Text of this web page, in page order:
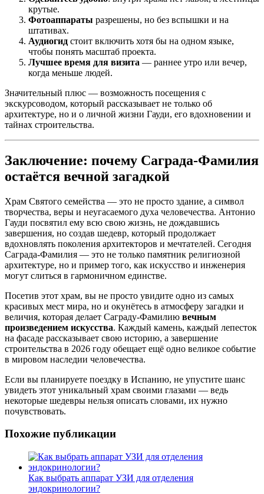
крутые.
Фотоаппараты разрешены, но без вспышки и на
штативах.
Аудиогид стоит включить хотя бы на одном языке,
чтобы понять масштаб проекта.
Лучшее время для визита — раннее утро или вечер,
когда меньше людей.
Значительный плюс — возможность посещения с
экскурсоводом, который рассказывает не только об
архитектуре, но и о личной жизни Гауди, его вдохновении и
тайнах строительства.
Заключение: почему Саграда-Фамилия
остаётся вечной загадкой
Храм Святого семейства — это не просто здание, а символ
творчества, веры и неугасаемого духа человечества. Антонио
Гауди посвятил ему всю свою жизнь, не дождавшись
завершения, но создав шедевр, который продолжает
вдохновлять поколения архитекторов и мечтателей. Сегодня
Саграда-Фамилия — это не только памятник религиозной
архитектуре, но и пример того, как искусство и инженерия
могут слиться в гармоничном единстве.
Посетив этот храм, вы не просто увидите одно из самых
красивых мест мира, но и окунётесь в атмосферу загадки и
величия, которая делает Саграду-Фамилию вечным
произведением искусства. Каждый камень, каждый лепесток
на фасаде рассказывает свою историю, а завершение
строительства в 2026 году обещает ещё одно великое событие
в мировом наследии человечества.
Если вы планируете поездку в Испанию, не упустите шанс
увидеть этот уникальный храм своими глазами — ведь
некоторые шедевры нельзя описать словами, их нужно
почувствовать.
Похожие публикации
Как выбрать аппарат УЗИ для отделения
эндокринологии?